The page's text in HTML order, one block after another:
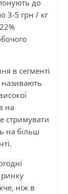
до
3-5 грн / кг
в сегменті
називають
на
стримувати
на більш
ринку
ніж в